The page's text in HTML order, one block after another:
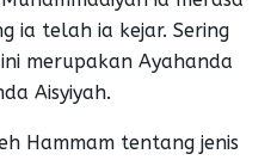
ia telah ia kejar. Sering
merupakan Ayahanda
Aisyiyah.
Hammam tentang jenis